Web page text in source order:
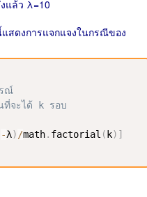
แล้ว λ=10
สดงการแจกแจงในกรณีของ
ณ์
ที่จะได้ k รอบ
-λ)/math. factorial ( k) ]